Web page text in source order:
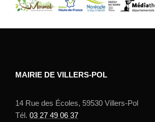
MAIRIE DE VILLERS-POL
14 Rue des Écoles, 59530 Villers-Pol
Tél. 03 27 49 06 37